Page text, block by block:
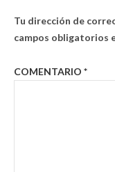
Tu dirección de
campos obligatorios
COMENTARIO *